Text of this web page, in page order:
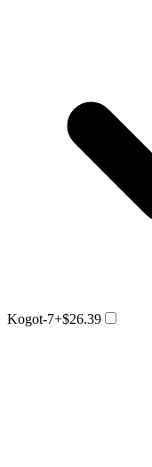
Kogot-7+$26.39